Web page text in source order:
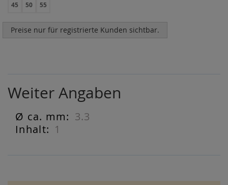
45 50 55
Preise nur für registrierte Kunden sichtbar.
Weiter Angaben
Weiter
Angaben
3.3
1